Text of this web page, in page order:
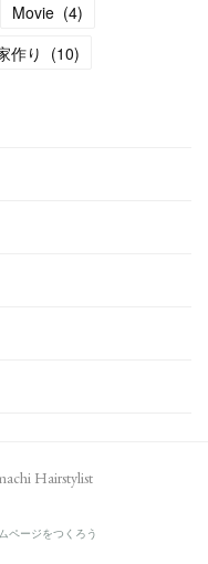
Movie (4)
作り (10)
Hairstylist
ページをつくろう